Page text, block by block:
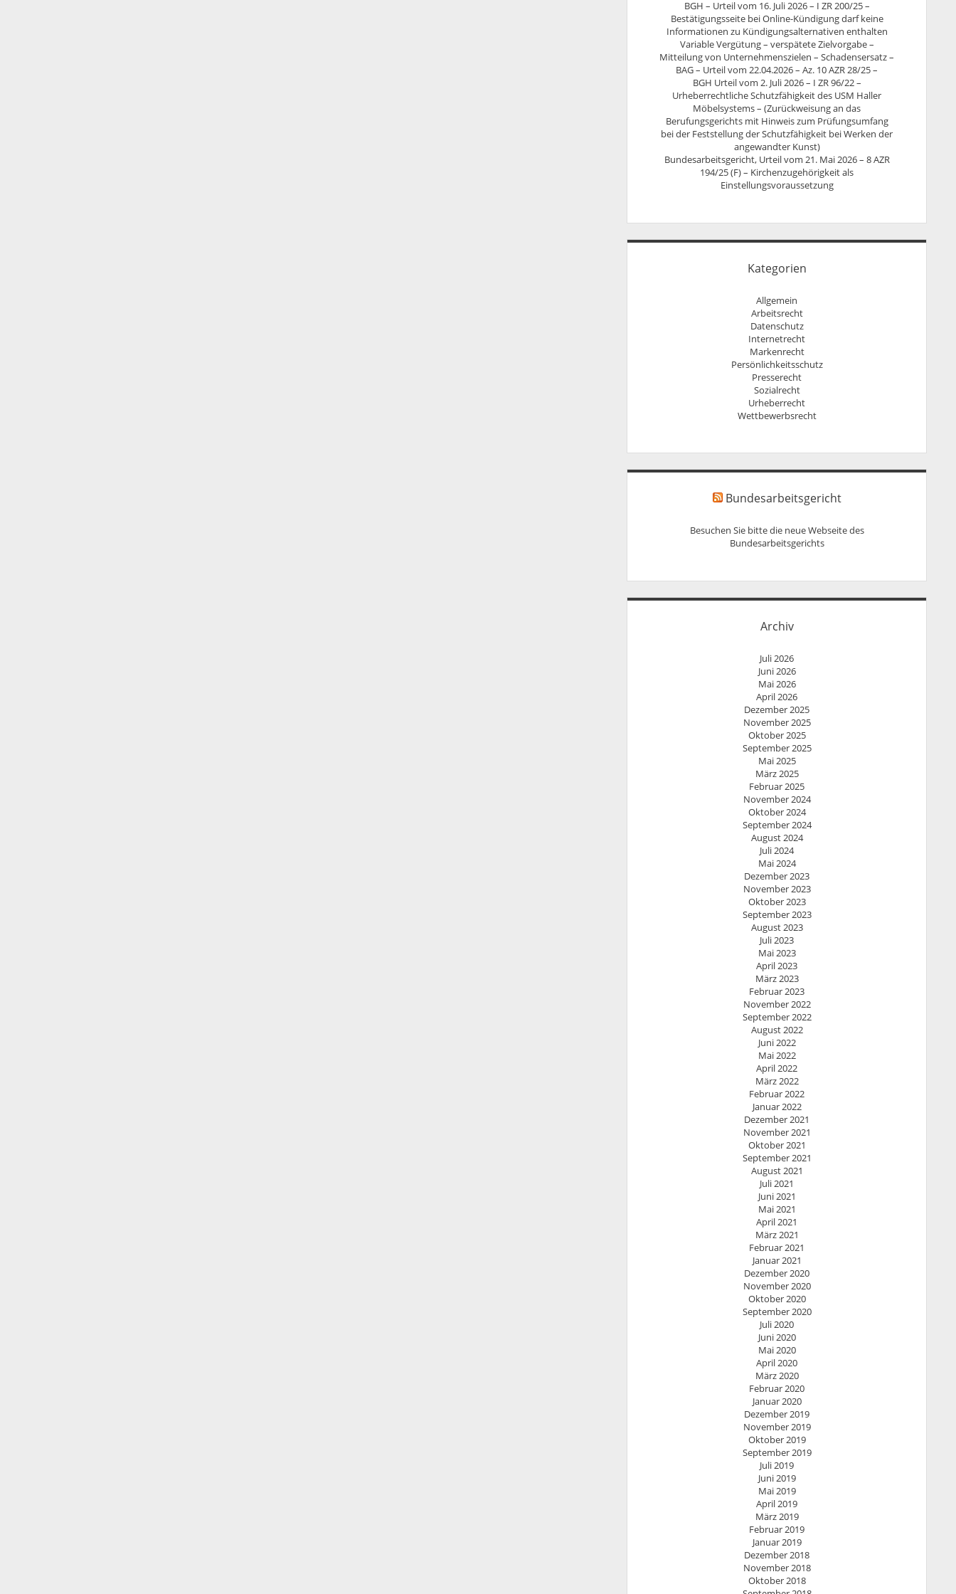
BGH – Urteil vom 16. Juli 2026 – I ZR 200/25 –
Bestätigungsseite bei Online-Kündigung darf keine
Informationen zu Kündigungsalternativen enthalten
Variable Vergütung – verspätete Zielvorgabe –
Mitteilung von Unternehmenszielen – Schadensersatz –
BAG – Urteil vom 22.04.2026 – Az. 10 AZR 28/25 –
BGH Urteil vom 2. Juli 2026 – I ZR 96/22 –
Urheberrechtliche Schutzfähigkeit des USM Haller
Möbelsystems – (Zurückweisung an das
Berufungsgerichts mit Hinweis zum Prüfungsumfang
bei der Feststellung der Schutzfähigkeit bei Werken der
angewandter Kunst)
Bundesarbeitsgericht, Urteil vom 21. Mai 2026 – 8 AZR
194/25 (F) – Kirchenzugehörigkeit als
Einstellungsvoraussetzung
Kategorien
Allgemein
Arbeitsrecht
Datenschutz
Internetrecht
Markenrecht
Persönlichkeitsschutz
Presserecht
Sozialrecht
Urheberrecht
Wettbewerbsrecht
Bundesarbeitsgericht
Besuchen Sie bitte die neue Webseite des
Bundesarbeitsgerichts
Archiv
Juli 2026
Juni 2026
Mai 2026
April 2026
Dezember 2025
November 2025
Oktober 2025
September 2025
Mai 2025
März 2025
Februar 2025
November 2024
Oktober 2024
September 2024
August 2024
Juli 2024
Mai 2024
Dezember 2023
November 2023
Oktober 2023
September 2023
August 2023
Juli 2023
Mai 2023
April 2023
März 2023
Februar 2023
November 2022
September 2022
August 2022
Juni 2022
Mai 2022
April 2022
März 2022
Februar 2022
Januar 2022
Dezember 2021
November 2021
Oktober 2021
September 2021
August 2021
Juli 2021
Juni 2021
Mai 2021
April 2021
März 2021
Februar 2021
Januar 2021
Dezember 2020
November 2020
Oktober 2020
September 2020
Juli 2020
Juni 2020
Mai 2020
April 2020
März 2020
Februar 2020
Januar 2020
Dezember 2019
November 2019
Oktober 2019
September 2019
Juli 2019
Juni 2019
Mai 2019
April 2019
März 2019
Februar 2019
Januar 2019
Dezember 2018
November 2018
Oktober 2018